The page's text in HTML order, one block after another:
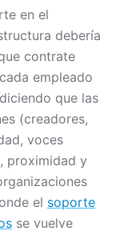
en el
debería
contrate
empleado
que las
(creadores,
voces
proximidad y
el soporte
se vuelve